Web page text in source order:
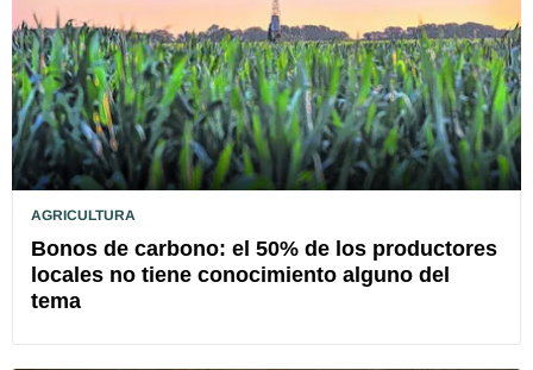
AGRICULTURA
Bonos de carbono: el 50% de los productores
locales no tiene conocimiento alguno del
tema